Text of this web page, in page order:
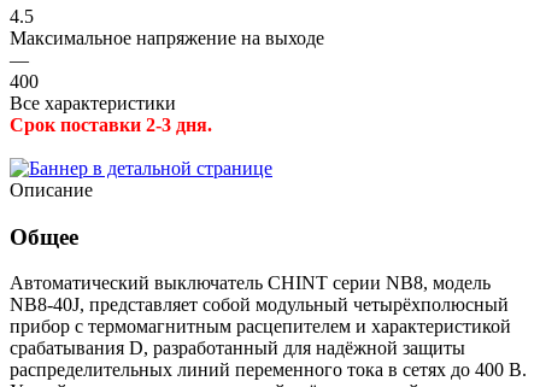
4.5
Максимальное напряжение на выходе
—
400
Все характеристики
Срок поставки 2-3 дня.
Описание
Общее
Автоматический выключатель CHINT серии NB8, модель
NB8-40J, представляет собой модульный четырёхполюсный
прибор с термомагнитным расцепителем и характеристикой
срабатывания D, разработанный для надёжной защиты
распределительных линий переменного тока в сетях до 400 В.